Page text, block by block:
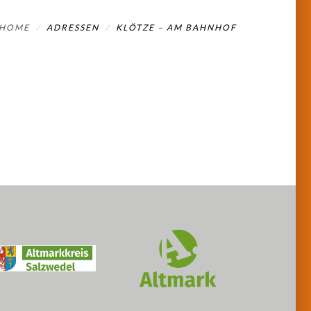
ADRESSEN KLÖTZE – AM BAHNHOF